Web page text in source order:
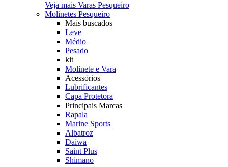
Veja mais Varas Pesqueiro
Molinetes Pesqueiro
Mais buscados
Leve
Médio
Pesado
kit
Molinete e Vara
Acessórios
Lubrificantes
Capa Protetora
Principais Marcas
Rapala
Marine Sports
Albatroz
Daiwa
Saint Plus
Shimano